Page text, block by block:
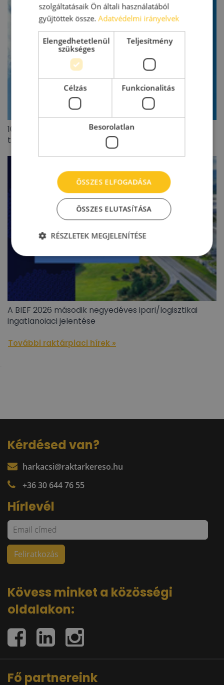
100 millió eurót meghaladó lengyel ingatlanpiaci
tranzakciót zárt az Appeninn
A BIEF 2026 második negyedéves ipari/logisztikai
ingatlanoiaci jelentése
További raktárpiaci hírek »
Kérdésed van?
harkacsi@raktarkereso.hu
+36 30 644 76 55
Hírlevél
Kövess minket a közösségi
oldalakon:
Fő partnereink
szolgáltatásaik Ön általi használatából
gyűjtöttek össze.Adatvédelmi irányelvek
Elengedhetetlenül
szükséges
Teljesítmény
Célzás Funkcionalitás
Besorolatlan
ÖSSZES ELFOGADÁSA
ÖSSZES ELUTASÍTÁSA
RÉSZLETEK MEGJELENÍTÉSE